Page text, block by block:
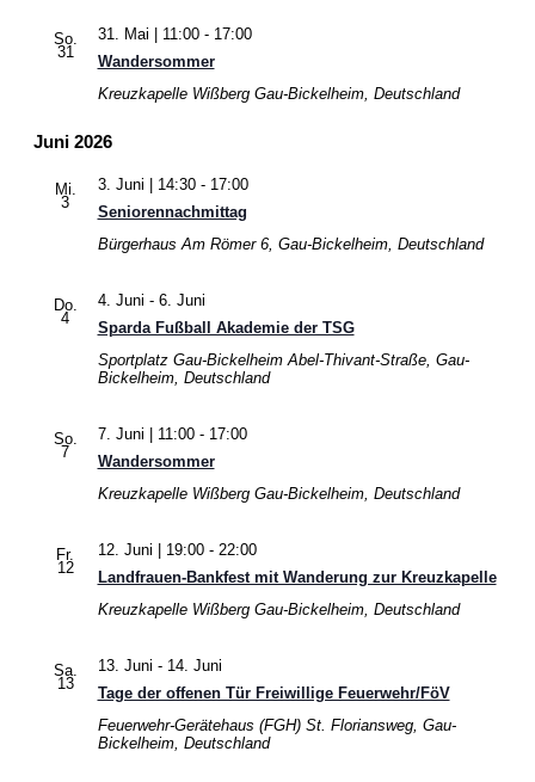
So.
31
Wandersommer
31. Mai | 11:00- 17:00
Kreuzkapelle Wißberg Gau-Bickelheim, Deutschland
Juni 2026
Mi.
3
Seniorennachmittag
3. Juni | 14:30- 17:00
BürgerhausAm Römer 6, Gau-Bickelheim, Deutschland
Do.
4
Sparda Fußball Akademie der TSG
4. Juni - 6. Juni
Sportplatz Gau-BickelheimAbel-Thivant-Straße, Gau-
Bickelheim, Deutschland
So.
7
Wandersommer
7. Juni | 11:00- 17:00
Kreuzkapelle Wißberg Gau-Bickelheim, Deutschland
Fr.
12
Landfrauen-Bankfest mit Wanderung zur Kreuzkapelle
12. Juni | 19:00- 22:00
Kreuzkapelle Wißberg Gau-Bickelheim, Deutschland
Sa.
13
Tage der offenen Tür Freiwillige Feuerwehr/FöV
13. Juni - 14. Juni
Feuerwehr-Gerätehaus (FGH) St. Floriansweg, Gau-
Bickelheim, Deutschland